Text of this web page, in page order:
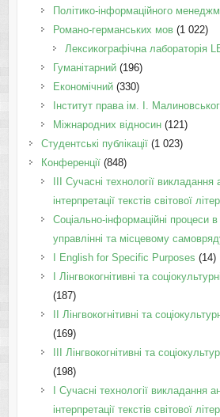
Політико-інформаційного
Романо-германських мов(1 022)
Лексикографічна лабораторія
Гуманітарний(196)
Економічний(330)
Інститут права ім. І.
Міжнародних відносин(121)
Студентські публікації(1 023)
Конференції(848)
III Сучасні технології викладання
інтерпретації текстів світової
Соціально-інформаційні процеси
управлінні та місцевому
І English for Specific Purposes (14)
I Лінгвокогнітивні та
(187)
IІ Лінгвокогнітивні та
(169)
IІI Лінгвокогнітивні та
(198)
I Cучасні технології викладання
інтерпретації текстів світової